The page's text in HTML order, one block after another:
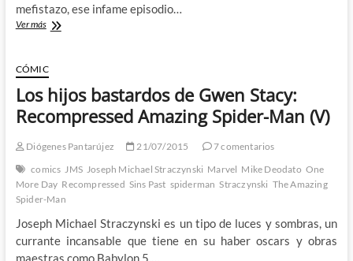
mefistazo, ese infame episodio…
Ver másSi
es
el
fin
mefistazo,
lo
manden
a
CÓMIC
Los hijos bastardos de Gwen Stacy:
Recompressed Amazing Spider-Man (V)
Diógenes Pantarújez 21/07/2015
7 comentarios
comics JMS Joseph Michael Straczynski Marvel Mike Deodato One
More Day Recompressed Sins Past spiderman Straczynski The Amazing
Spider-Man
Joseph Michael Straczynski es un tipo de luces y sombras, un
currante incansable que tiene en su haber oscars y obras
maestras como Babylon 5,…